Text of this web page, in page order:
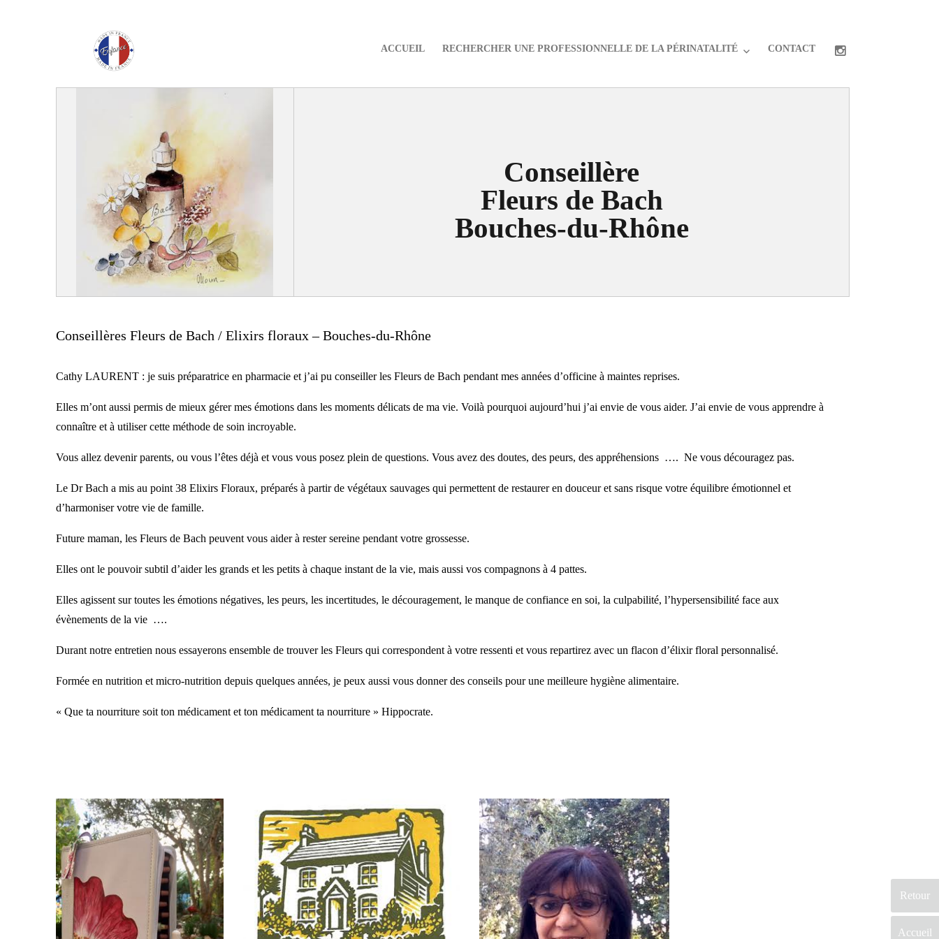
Enfance Made in France
ACCUEIL RECHERCHER UNE PROFESSIONNELLE DE LA PÉRINATALITÉ CONTACT
Retour
Accueil
Conseillère
Fleurs de Bach
Bouches-du-Rhône
Conseillères Fleurs de Bach / Elixirs floraux–Bouches-du-Rhône
Cathy LAURENT : je suis préparatrice en pharmacie et j’ai pu conseiller les Fleurs de Bach pendant mes années d’officine à maintes reprises.
Elles m’ont aussi permis de mieux gérer mes émotions dans les moments délicats de ma vie.Voilà pourquoi aujourd’hui j’ai envie de vous aider. J’ai envie de vous apprendre à
connaître et à utiliser cette méthode de soin incroyable.
Vous allez devenir parents, ou vous l’êtes déjà et vous vous posez plein de questions.Vous avez des doutes, des peurs, des appréhensions …. Ne vous découragez pas.
Le Dr Bach a mis au point 38 Elixirs Floraux, préparés à partir de végétaux sauvages qui permettent de restaurer en douceur et sans risque votre équilibre émotionnel et
d’harmoniser votre vie de famille.
Future maman, les Fleurs de Bach peuvent vous aider à rester sereine pendant votre grossesse.
Elles ont le pouvoir subtil d’aider les grands et les petits à chaque instant de la vie, mais aussi vos compagnons à 4 pattes.
Elles agissent sur toutes les émotions négatives, les peurs, les incertitudes, le découragement, le manque de confiance en soi, la culpabilité, l’hypersensibilité face aux
évènements de la vie ….
Durant notre entretien nous essayerons ensemble de trouver les Fleurs qui correspondent à votre ressenti et vous repartirez avec un flacon d’élixir floral personnalisé.
Formée en nutrition et micro-nutrition depuis quelques années, je peux aussi vous donner des conseils pour une meilleure hygiène alimentaire.
« Que ta nourriture soit ton médicament et ton médicament ta nourriture » Hippocrate.